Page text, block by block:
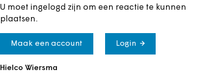
U moet ingelogd zijn om een reactie te kunnen
plaatsen.
Maak een account Login
Hielco Wiersma